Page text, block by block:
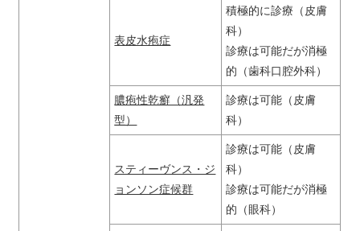
表皮水疱症
積極的に診療（皮膚
科）
診療は可能だが消極
的（歯科口腔外科）
膿疱性乾癬（汎発
型）
診療は可能（皮膚
科）
スティーヴンス・ジ
ョンソン症候群
診療は可能（皮膚
科）
診療は可能だが消極
的（眼科）